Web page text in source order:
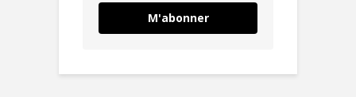
M'abonner